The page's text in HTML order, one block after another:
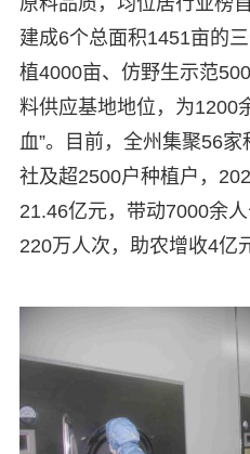
建成6个总面积1451亩的
植4000亩、仿野生示范
料供应基地地位，为1200
血”。目前，全州集聚56
社及超2500户种植户，
21.46亿元，带动7000余
220万人次，助农增收4亿